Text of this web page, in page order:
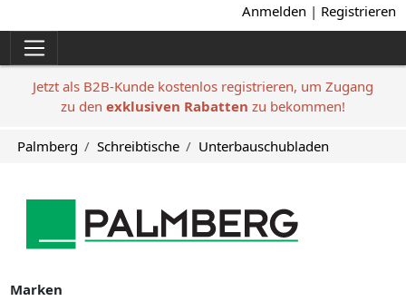
Anmelden | Registrieren
Jetzt als B2B-Kunde kostenlos registrieren, um Zugang
zu den exklusiven Rabatten zu bekommen!
Palmberg Schreibtische Unterbauschubladen
Marken